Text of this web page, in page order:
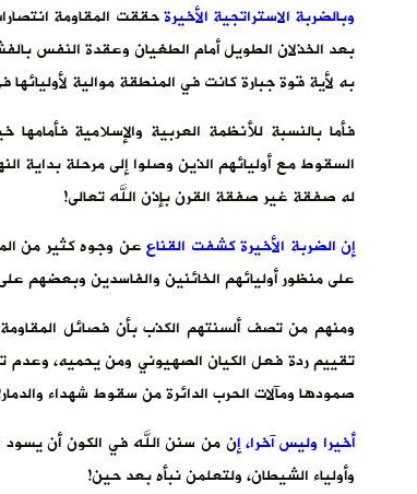
وبالضربة الاستراتجية الأخيرةحققت المقاومة
بعد الخذلان الطويل أمام الطغيان وعقدة النفس
به لأية قوة جبارة كانت في المنطقة موالية
فأما بالنسبة للأنظمة العربية والإسلامية
السقوط مع أوليائهم الذين وصلوا إلى مرحلة بداية
له صفقة غير صفقة القرن بإذن الله تعالى!
إن الضربة الأخيرة كشفت القناععن وجوه كثير من
على منظور أوليائهم الخائنين والفاسدين وبعضهم
ومنهم من تصف ألسنتهم الكذب بأن فصائل
تقييم ردة فعل الكيان الصهيوني ومن يحميه، وعدم
صمودها ومآلات الحرب الدائرة من سقوط شهداء
أخيرا وليس آخرا، إن من سنن الله في الكون أن يسود
وأولياء الشيطان، ولتعلمن نبأه بعد حين!